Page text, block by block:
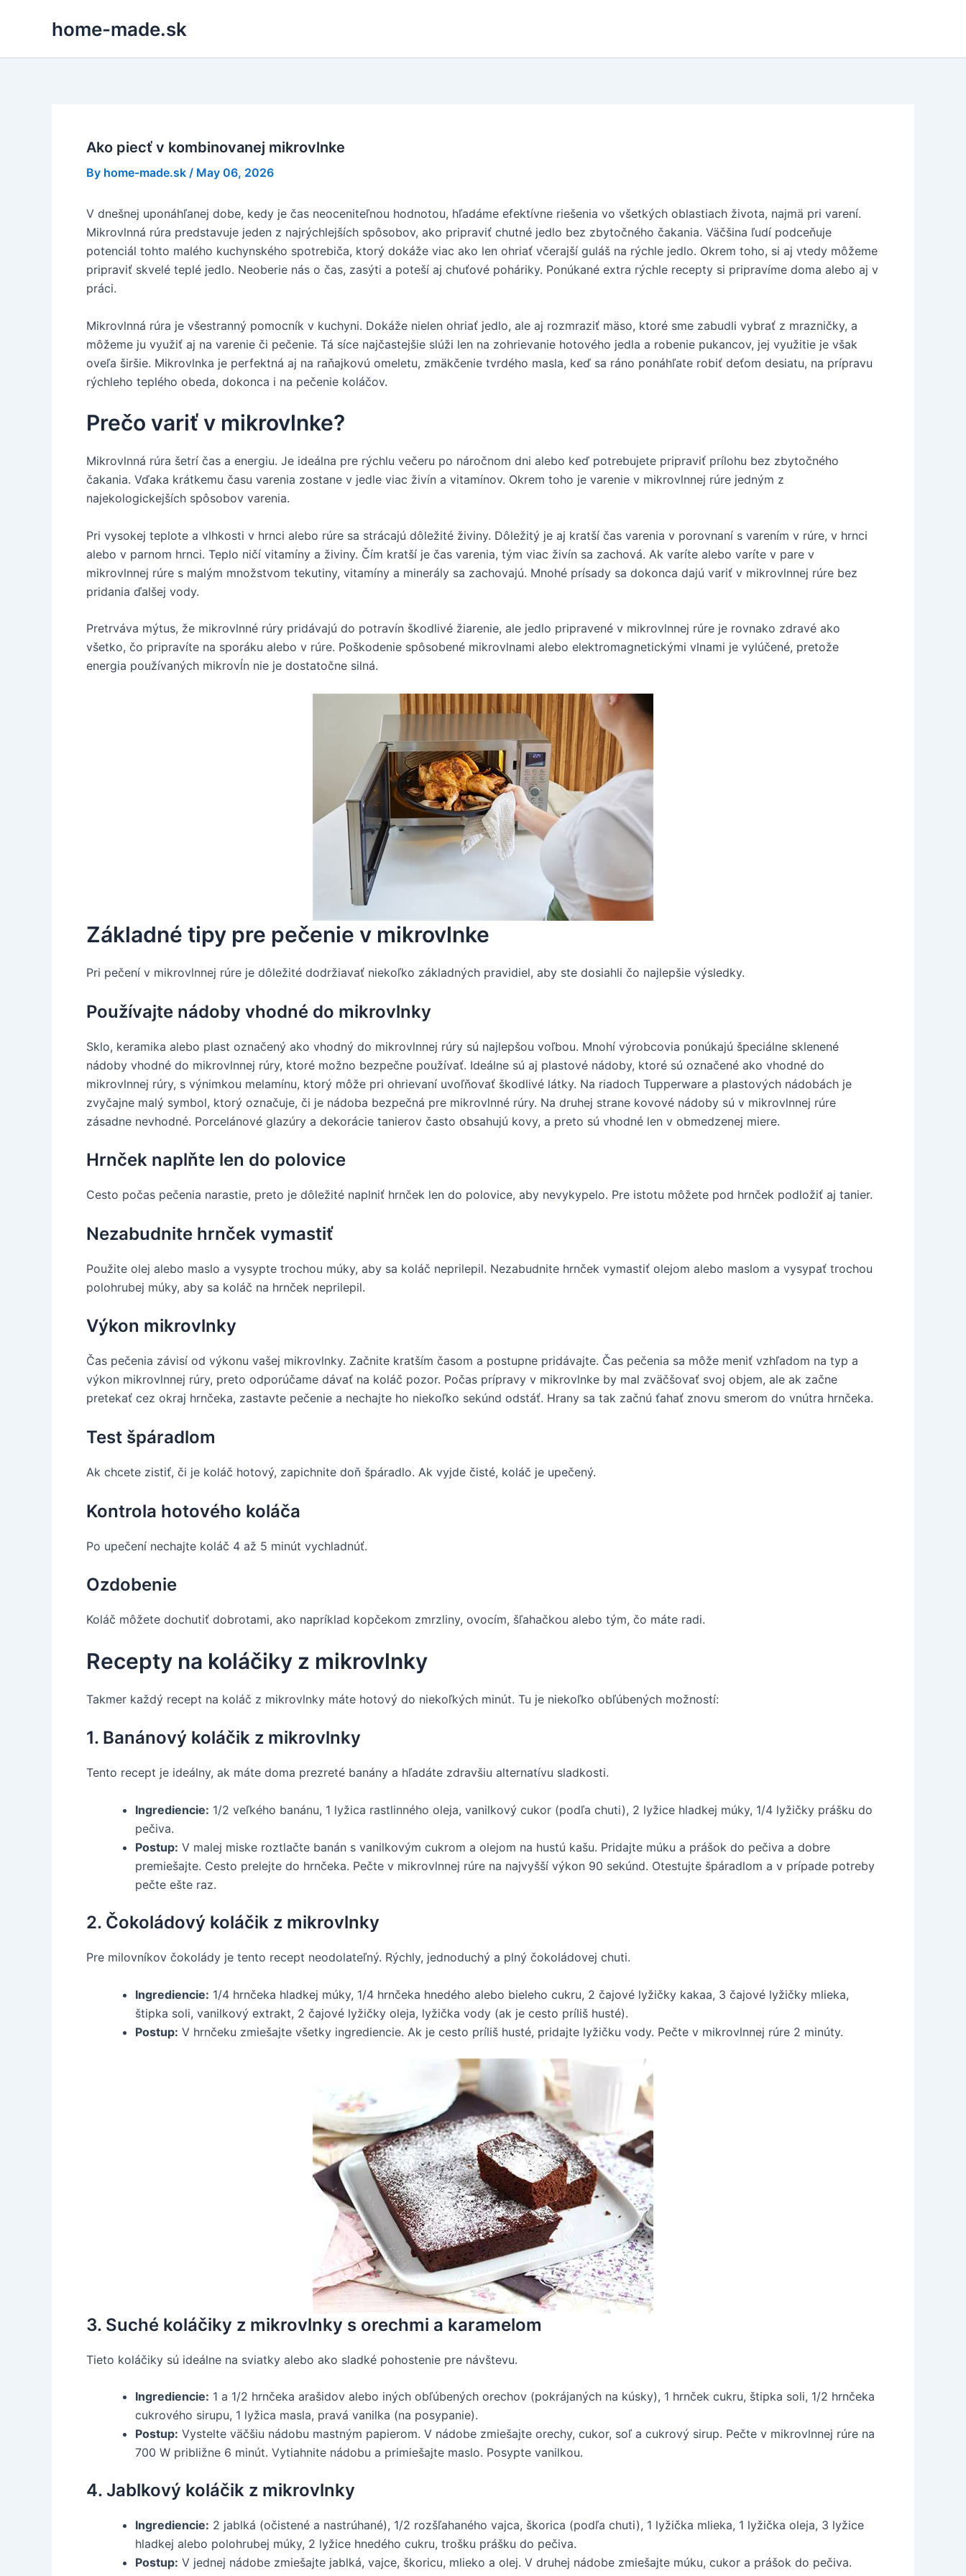
home-made.sk
Ako piecť v kombinovanej mikrovlnke
By home-made.sk / May 06, 2026
V dnešnej uponáhľanej dobe, kedy je čas neoceniteľnou hodnotou, hľadáme efektívne riešenia vo všetkých oblastiach života, najmä pri varení.
Mikrovlnná rúra predstavuje jeden z najrýchlejších spôsobov, ako pripraviť chutné jedlo bez zbytočného čakania. Väčšina ľudí podceňuje
potenciál tohto malého kuchynského spotrebiča, ktorý dokáže viac ako len ohriať včerajší guláš na rýchle jedlo. Okrem toho, si aj vtedy môžeme
pripraviť skvelé teplé jedlo. Neoberie nás o čas, zasýti a poteší aj chuťové poháriky. Ponúkané extra rýchle recepty si pripravíme doma alebo aj v
práci.
Mikrovlnná rúra je všestranný pomocník v kuchyni. Dokáže nielen ohriať jedlo, ale aj rozmraziť mäso, ktoré sme zabudli vybrať z mrazničky, a
môžeme ju využiť aj na varenie či pečenie. Tá síce najčastejšie slúži len na zohrievanie hotového jedla a robenie pukancov, jej využitie je však
oveľa širšie. Mikrovlnka je perfektná aj na raňajkovú omeletu, zmäkčenie tvrdého masla, keď sa ráno ponáhľate robiť deťom desiatu, na prípravu
rýchleho teplého obeda, dokonca i na pečenie koláčov.
Prečo variť v mikrovlnke?
Mikrovlnná rúra šetrí čas a energiu. Je ideálna pre rýchlu večeru po náročnom dni alebo keď potrebujete pripraviť prílohu bez zbytočného
čakania. Vďaka krátkemu času varenia zostane v jedle viac živín a vitamínov. Okrem toho je varenie v mikrovlnnej rúre jedným z
najekologickejších spôsobov varenia.
Pri vysokej teplote a vlhkosti v hrnci alebo rúre sa strácajú dôležité živiny. Dôležitý je aj kratší čas varenia v porovnaní s varením v rúre, v hrnci
alebo v parnom hrnci. Teplo ničí vitamíny a živiny. Čím kratší je čas varenia, tým viac živín sa zachová. Ak varíte alebo varíte v pare v
mikrovlnnej rúre s malým množstvom tekutiny, vitamíny a minerály sa zachovajú. Mnohé prísady sa dokonca dajú variť v mikrovlnnej rúre bez
pridania ďalšej vody.
Pretrváva mýtus, že mikrovlnné rúry pridávajú do potravín škodlivé žiarenie, ale jedlo pripravené v mikrovlnnej rúre je rovnako zdravé ako
všetko, čo pripravíte na sporáku alebo v rúre. Poškodenie spôsobené mikrovlnami alebo elektromagnetickými vlnami je vylúčené, pretože
energia používaných mikrovĺn nie je dostatočne silná.
Základné tipy pre pečenie v mikrovlnke
Pri pečení v mikrovlnnej rúre je dôležité dodržiavať niekoľko základných pravidiel, aby ste dosiahli čo najlepšie výsledky.
Používajte nádoby vhodné do mikrovlnky
Sklo, keramika alebo plast označený ako vhodný do mikrovlnnej rúry sú najlepšou voľbou. Mnohí výrobcovia ponúkajú špeciálne sklenené
nádoby vhodné do mikrovlnnej rúry, ktoré možno bezpečne používať. Ideálne sú aj plastové nádoby, ktoré sú označené ako vhodné do
mikrovlnnej rúry, s výnimkou melamínu, ktorý môže pri ohrievaní uvoľňovať škodlivé látky. Na riadoch Tupperware a plastových nádobách je
zvyčajne malý symbol, ktorý označuje, či je nádoba bezpečná pre mikrovlnné rúry. Na druhej strane kovové nádoby sú v mikrovlnnej rúre
zásadne nevhodné. Porcelánové glazúry a dekorácie tanierov často obsahujú kovy, a preto sú vhodné len v obmedzenej miere.
Hrnček naplňte len do polovice
Cesto počas pečenia narastie, preto je dôležité naplniť hrnček len do polovice, aby nevykypelo. Pre istotu môžete pod hrnček podložiť aj tanier.
Nezabudnite hrnček vymastiť
Použite olej alebo maslo a vysypte trochou múky, aby sa koláč neprilepil. Nezabudnite hrnček vymastiť olejom alebo maslom a vysypať trochou
polohrubej múky, aby sa koláč na hrnček neprilepil.
Výkon mikrovlnky
Čas pečenia závisí od výkonu vašej mikrovlnky. Začnite kratším časom a postupne pridávajte. Čas pečenia sa môže meniť vzhľadom na typ a
výkon mikrovlnnej rúry, preto odporúčame dávať na koláč pozor. Počas prípravy v mikrovlnke by mal zväčšovať svoj objem, ale ak začne
pretekať cez okraj hrnčeka, zastavte pečenie a nechajte ho niekoľko sekúnd odstáť. Hrany sa tak začnú ťahať znovu smerom do vnútra hrnčeka.
Test špáradlom
Ak chcete zistiť, či je koláč hotový, zapichnite doň špáradlo. Ak vyjde čisté, koláč je upečený.
Kontrola hotového koláča
Po upečení nechajte koláč 4 až 5 minút vychladnúť.
Ozdobenie
Koláč môžete dochutiť dobrotami, ako napríklad kopčekom zmrzliny, ovocím, šľahačkou alebo tým, čo máte radi.
Recepty na koláčiky z mikrovlnky
Takmer každý recept na koláč z mikrovlnky máte hotový do niekoľkých minút. Tu je niekoľko obľúbených možností:
1. Banánový koláčik z mikrovlnky
Tento recept je ideálny, ak máte doma prezreté banány a hľadáte zdravšiu alternatívu sladkosti.
Ingrediencie: 1/2 veľkého banánu, 1 lyžica rastlinného oleja, vanilkový cukor (podľa chuti), 2 lyžice hladkej múky, 1/4 lyžičky prášku do
pečiva.
Postup: V malej miske roztlačte banán s vanilkovým cukrom a olejom na hustú kašu. Pridajte múku a prášok do pečiva a dobre
premiešajte. Cesto prelejte do hrnčeka. Pečte v mikrovlnnej rúre na najvyšší výkon 90 sekúnd. Otestujte špáradlom a v prípade potreby
pečte ešte raz.
2. Čokoládový koláčik z mikrovlnky
Pre milovníkov čokolády je tento recept neodolateľný. Rýchly, jednoduchý a plný čokoládovej chuti.
Ingrediencie: 1/4 hrnčeka hladkej múky, 1/4 hrnčeka hnedého alebo bieleho cukru, 2 čajové lyžičky kakaa, 3 čajové lyžičky mlieka,
štipka soli, vanilkový extrakt, 2 čajové lyžičky oleja, lyžička vody (ak je cesto príliš husté).
Postup: V hrnčeku zmiešajte všetky ingrediencie. Ak je cesto príliš husté, pridajte lyžičku vody. Pečte v mikrovlnnej rúre 2 minúty.
3. Suché koláčiky z mikrovlnky s orechmi a karamelom
Tieto koláčiky sú ideálne na sviatky alebo ako sladké pohostenie pre návštevu.
Ingrediencie: 1 a 1/2 hrnčeka arašidov alebo iných obľúbených orechov (pokrájaných na kúsky), 1 hrnček cukru, štipka soli, 1/2 hrnčeka
cukrového sirupu, 1 lyžica masla, pravá vanilka (na posypanie).
Postup: Vystelte väčšiu nádobu mastným papierom. V nádobe zmiešajte orechy, cukor, soľ a cukrový sirup. Pečte v mikrovlnnej rúre na
700 W približne 6 minút. Vytiahnite nádobu a primiešajte maslo. Posypte vanilkou.
4. Jablkový koláčik z mikrovlnky
Ingrediencie: 2 jablká (očistené a nastrúhané), 1/2 rozšľahaného vajca, škorica (podľa chuti), 1 lyžička mlieka, 1 lyžička oleja, 3 lyžice
hladkej alebo polohrubej múky, 2 lyžice hnedého cukru, trošku prášku do pečiva.
Postup: V jednej nádobe zmiešajte jablká, vajce, škoricu, mlieko a olej. V druhej nádobe zmiešajte múku, cukor a prášok do pečiva.